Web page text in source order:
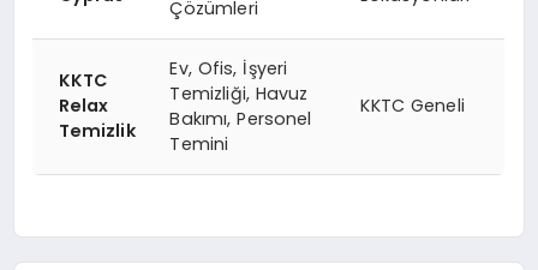
Çözümleri
KKTC
Relax
Temizlik
Ev, Ofis, İşyeri
Temizliği, Havuz
Bakımı, Personel
Temini
KKTC Geneli